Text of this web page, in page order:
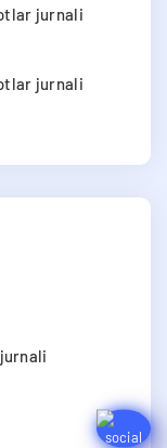
jurnali
jurnali